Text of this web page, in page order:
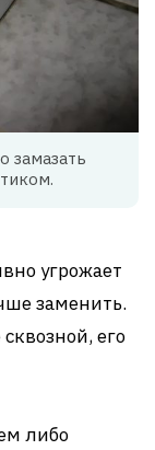
замазать
угрожает
заменить.
его
либо